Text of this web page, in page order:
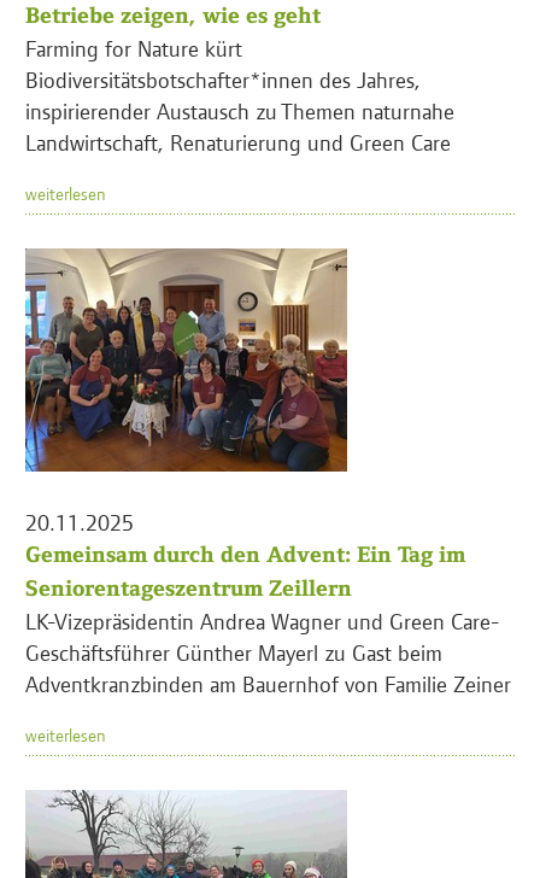
Betriebe zeigen, wie es geht
Farming for Nature kürt
Biodiversitätsbotschafter*innen des Jahres,
inspirierender Austausch zu Themen naturnahe
Landwirtschaft, Renaturierung und Green Care
weiterlesen
20.11.2025
Gemeinsam durch den Advent: Ein Tag im
Seniorentageszentrum Zeillern
LK-Vizepräsidentin Andrea Wagner und Green Care-
Geschäftsführer Günther Mayerl zu Gast beim
Adventkranzbinden am Bauernhof von Familie Zeiner
weiterlesen